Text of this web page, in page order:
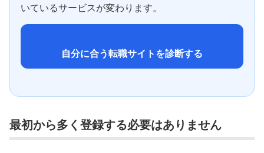
いているサービスが変わります。
自分に合う転職サイトを診断する
最初から多く登録する必要はありません